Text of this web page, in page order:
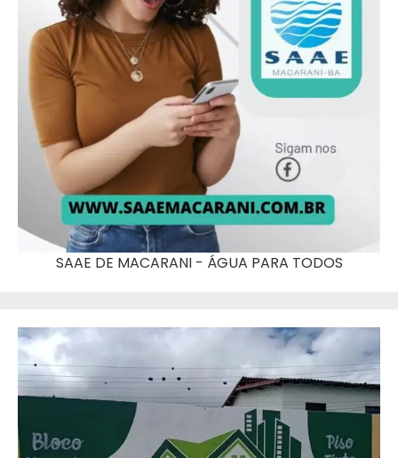
SAAE DE MACARANI - ÁGUA PARA TODOS